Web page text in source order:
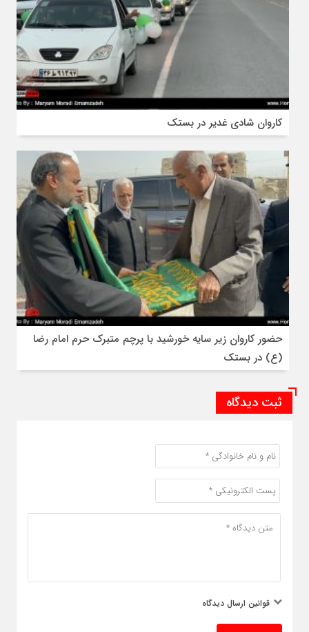
کاروان شادی غدیر در بستک
حضور کاروان زیر سایه خورشید با پرچم متبرک حرم امام رضا
(ع) در بستک
ثبت دیدگاه
قوانین ارسال دیدگاه